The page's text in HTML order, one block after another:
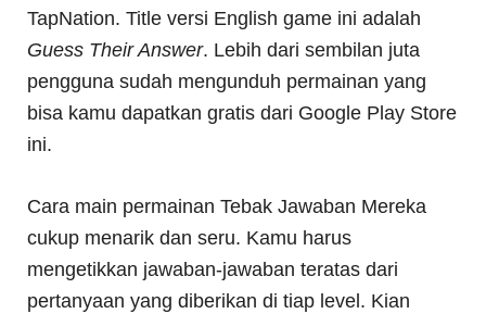
TapNation. Title versi English game ini adalah
Guess Their Answer. Lebih dari sembilan juta
pengguna sudah mengunduh permainan yang
bisa kamu dapatkan gratis dari Google Play Store
ini.
Cara main permainan Tebak Jawaban Mereka
cukup menarik dan seru. Kamu harus
mengetikkan jawaban-jawaban teratas dari
pertanyaan yang diberikan di tiap level. Kian